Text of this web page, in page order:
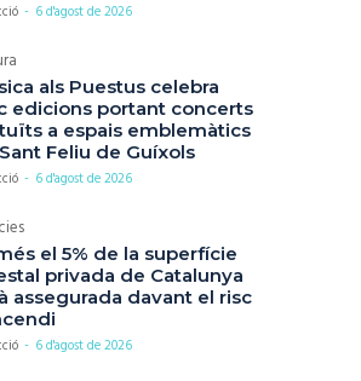
- 6 d'agost de 2026
als Puestus celebra
edicions portant concerts
a espais emblemàtics
Feliu de Guíxols
- 6 d'agost de 2026
el 5% de la superfície
privada de Catalunya
assegurada davant el risc
- 6 d'agost de 2026